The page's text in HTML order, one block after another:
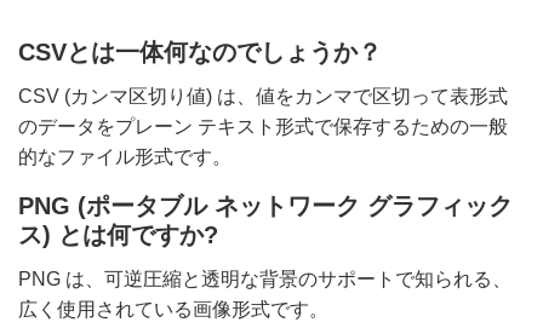
CSVとは一体何なのでしょうか？
CSV (カンマ区切り値) は、値をカンマで区切って表形式
のデータをプレーン テキスト形式で保存するための一般
的なファイル形式です。
PNG (ポータブル ネットワーク グラフィック
ス) とは何ですか?
PNG は、可逆圧縮と透明な背景のサポートで知られる、
広く使用されている画像形式です。